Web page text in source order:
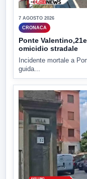
7 AGOSTO 2026
CRONACA
Ponte
omicidio stradale
Incidente mortale a
guida...